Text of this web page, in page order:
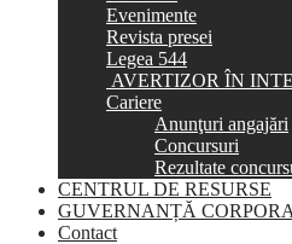
Evenimente
Revista presei
Legea 544
AVERTIZOR ÎN
Cariere
Anunţuri angajări
Concursuri
Rezultate
CENTRUL DE RESURSE
GUVERNANȚĂ
Contact